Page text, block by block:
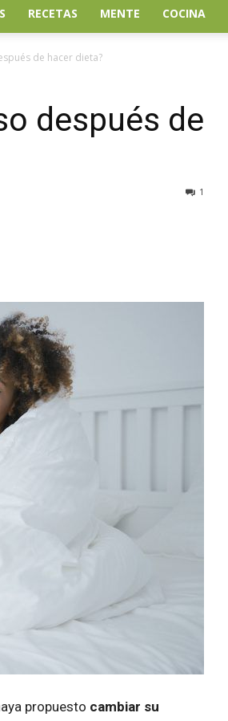
RECETAS MENTE COCINA
de hacer dieta?
después de
1
propuesto cambiar su